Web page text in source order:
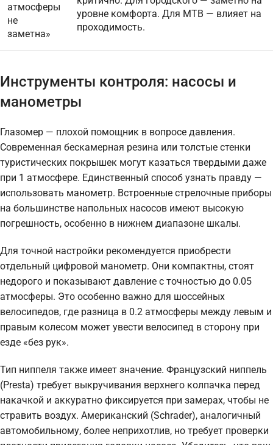
атмосферы
не
заметна»
уровне комфорта. Для MTB — влияет на
проходимость.
Инструменты контроля: насосы и
манометры
Глазомер — плохой помощник в вопросе давления.
Современная бескамерная резина или толстые стенки
туристических покрышек могут казаться твердыми даже
при 1 атмосфере. Единственный способ узнать правду —
использовать манометр. Встроенные стрелочные приборы
на большинстве напольных насосов имеют высокую
погрешность, особенно в нижнем диапазоне шкалы.
Для точной настройки рекомендуется приобрести
отдельный цифровой манометр. Они компактны, стоят
недорого и показывают давление с точностью до 0.05
атмосферы. Это особенно важно для шоссейных
велосипедов, где разница в 0.2 атмосферы между левым и
правым колесом может увести велосипед в сторону при
езде «без рук».
Тип ниппеля также имеет значение. Французский ниппель
(Presta) требует выкручивания верхнего колпачка перед
накачкой и аккуратно фиксируется при замерах, чтобы не
стравить воздух. Американский (Schrader), аналогичный
автомобильному, более неприхотлив, но требует проверки